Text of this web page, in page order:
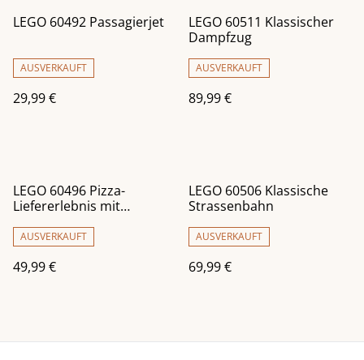
LEGO 60492 Passagierjet
AUSVERKAUFT
29,99 €
LEGO 60511 Klassischer
Dampfzug
AUSVERKAUFT
89,99 €
LEGO 60496 Pizza-
Liefererlebnis mit
AUSVERKAUFT
49,99 €
LEGO 60506 Klassische
Strassenbahn
AUSVERKAUFT
69,99 €